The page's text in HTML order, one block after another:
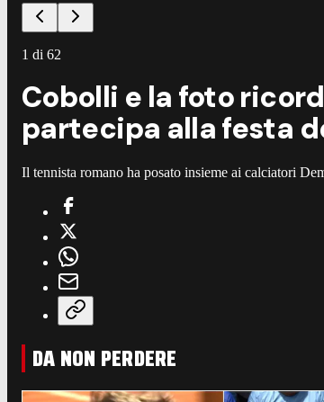
1 di 62
Cobolli e la foto
partecipa alla festa
Il tennista romano ha posato insieme ai calciatori
DA NON PERDERE